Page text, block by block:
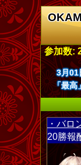
参加数:
3月01
「最高
・バロ
20勝報